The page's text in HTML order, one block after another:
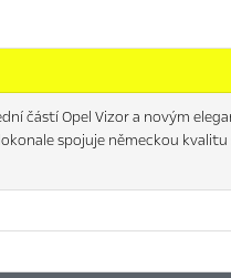
částí Opel Vizor a novým
spojuje německou